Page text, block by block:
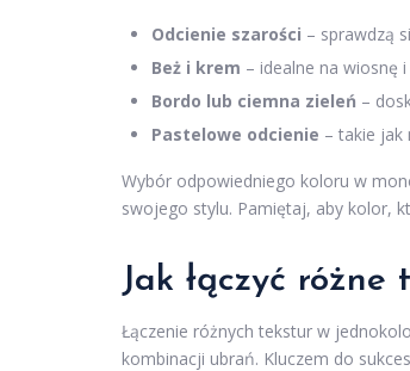
Odcienie szarości – sprawdzą
Beż i krem – idealne na wiosnę
Bordo lub ciemna zieleń –
Pastelowe odcienie – takie jak
Wybór odpowiedniego koloru w
swojego stylu. Pamiętaj, aby kolor,
Jak łączyć
Łączenie różnych tekstur w
kombinacji ubrań. Kluczem do